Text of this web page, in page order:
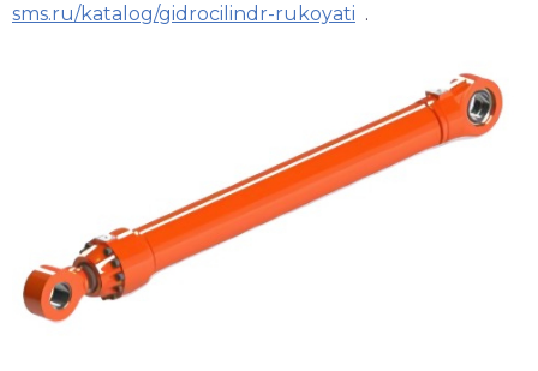
sms.ru/katalog/gidrocilindr-rukoyati .